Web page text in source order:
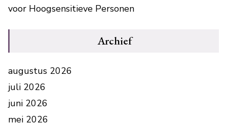
voor Hoogsensitieve Personen
Archief
augustus 2026
juli 2026
juni 2026
mei 2026